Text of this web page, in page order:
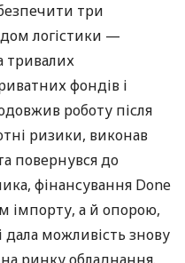
три
логістики —
тривалих
фондів і
роботу після
ризики, виконав
повернувся до
фінансування Done
імпорту, а й опорою,
дала можливість знову